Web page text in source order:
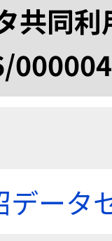
共同
データ